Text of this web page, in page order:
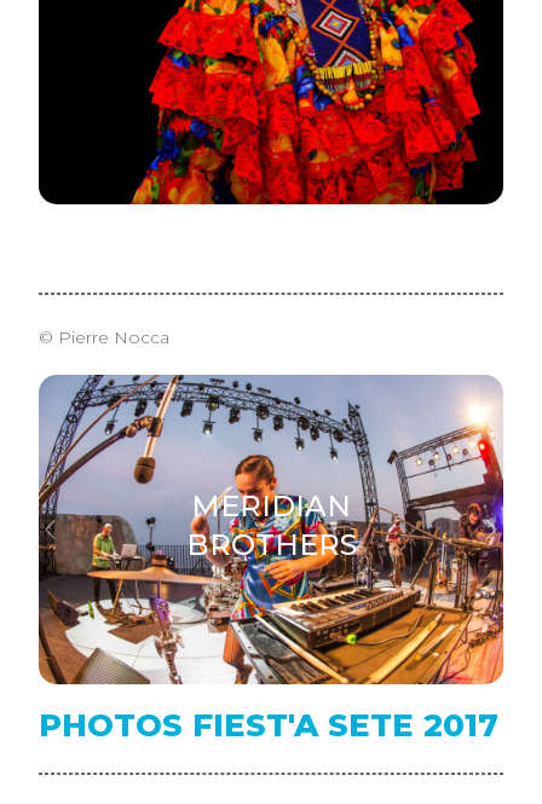
© Pierre Nocca
MERIDIAN
BROTHERS
Previous Next
PHOTOS FIEST'A SETE 2017